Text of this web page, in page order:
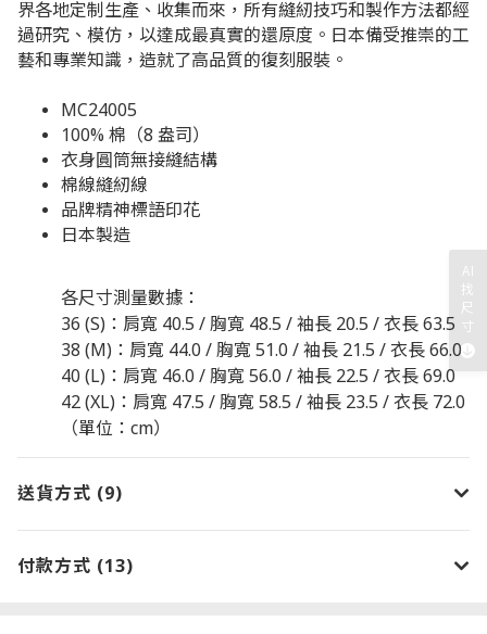
界各地定制生產、收集而來，所有縫紉技巧和製作方法都經
過研究、模仿，以達成最真實的還原度。日本備受推崇的工
藝和專業知識，造就了高品質的復刻服裝。
MC24005
100% 棉（8 盎司）
衣身圓筒無接縫結構
棉線縫紉線
品牌精神標語印花
日本製造
各尺寸測量數據：
36 (S)：肩寬 40.5 / 胸寬 48.5 / 袖長 20.5 / 衣長 63.5
38 (M)：肩寬 44.0 / 胸寬 51.0 / 袖長 21.5 / 衣長 66.0
40 (L)：肩寬 46.0 / 胸寬 56.0 / 袖長 22.5 / 衣長 69.0
42 (XL)：肩寬 47.5 / 胸寬 58.5 / 袖長 23.5 / 衣長 72.0
（單位： cm）
送貨方式 (9)
付款方式 (13)
AI
找
尺
寸